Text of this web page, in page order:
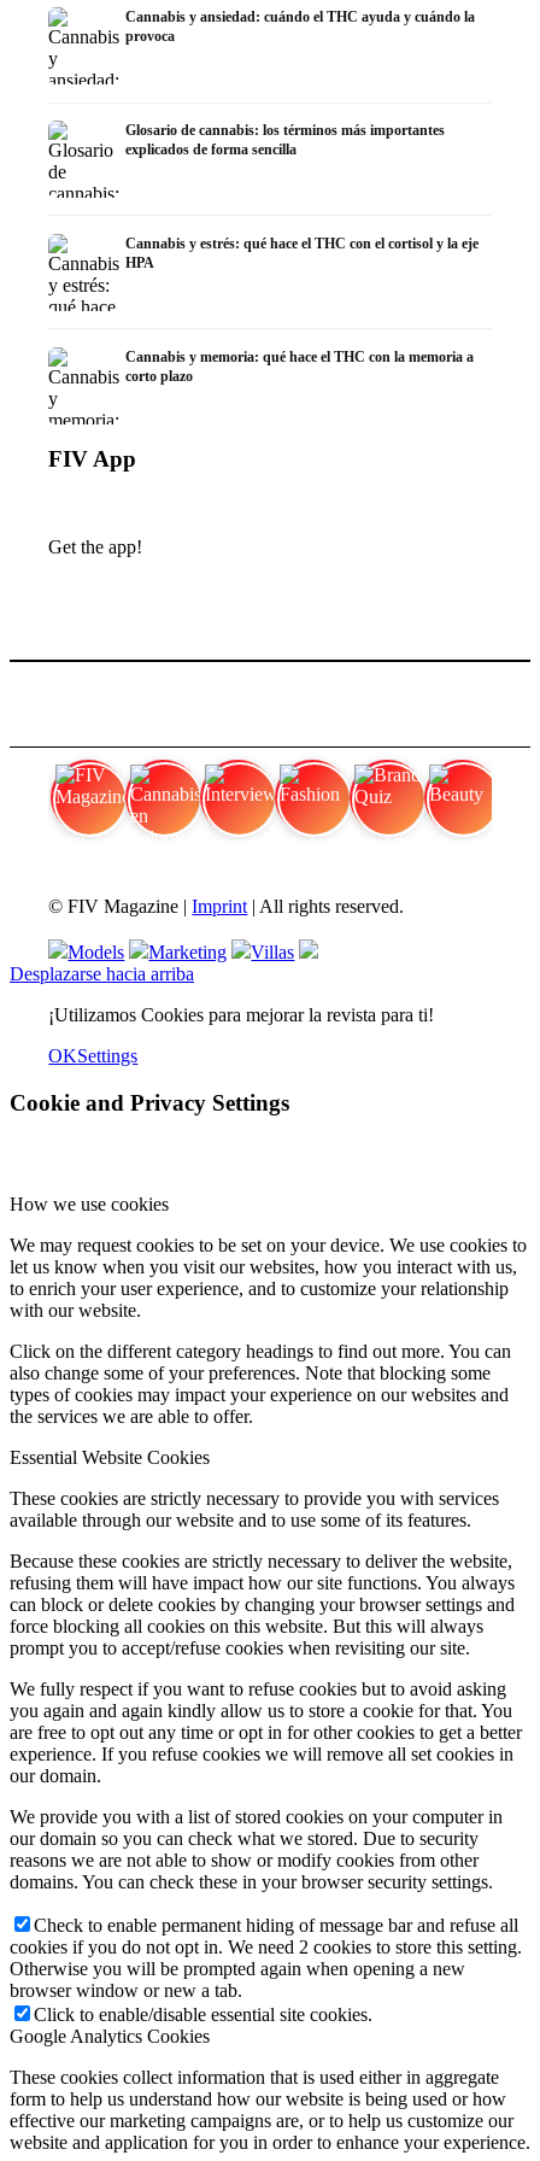
Cannabis y ansiedad: cuándo el THC ayuda y cuándo la
provoca
Glosario de cannabis: los términos más importantes
explicados de forma sencilla
Cannabis y estrés: qué hace el THC con el cortisol y la eje
HPA
Cannabis y memoria: qué hace el THC con la memoria a
corto plazo
FIV App
Get the app!
© FIV Magazine |Imprint | All rights reserved.
Models Marketing
Villas
Desplazarse hacia arriba
¡Utilizamos Cookies para mejorar la revista para ti!
OKSettings
Cookie and Privacy Settings
How we use cookies
We may request cookies to be set on your device. We use cookies to
let us know when you visit our websites, how you interact with us,
to enrich your user experience, and to customize your relationship
with our website.
Click on the different category headings to find out more. You can
also change some of your preferences. Note that blocking some
types of cookies may impact your experience on our websites and
the services we are able to offer.
Essential Website Cookies
These cookies are strictly necessary to provide you with services
available through our website and to use some of its features.
Because these cookies are strictly necessary to deliver the website,
refusing them will have impact how our site functions. You always
can block or delete cookies by changing your browser settings and
force blocking all cookies on this website. But this will always
prompt you to accept/refuse cookies when revisiting our site.
We fully respect if you want to refuse cookies but to avoid asking
you again and again kindly allow us to store a cookie for that. You
are free to opt out any time or opt in for other cookies to get a better
experience. If you refuse cookies we will remove all set cookies in
our domain.
We provide you with a list of stored cookies on your computer in
our domain so you can check what we stored. Due to security
reasons we are not able to show or modify cookies from other
domains. You can check these in your browser security settings.
Check to enable permanent hiding of message bar and refuse all
cookies if you do not opt in. We need 2 cookies to store this setting.
Otherwise you will be prompted again when opening a new
browser window or new a tab.
Click to enable/disable essential site cookies.
Google Analytics Cookies
These cookies collect information that is used either in aggregate
form to help us understand how our website is being used or how
effective our marketing campaigns are, or to help us customize our
website and application for you in order to enhance your experience.